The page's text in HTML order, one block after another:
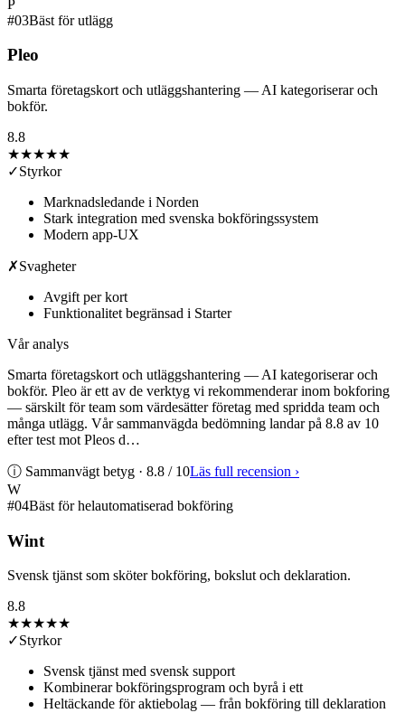
P
#03Bäst för utlägg
Pleo
Smarta företagskort och utläggshantering — AI kategoriserar och
bokför.
8.8
★★★★★
✓Styrkor
Marknadsledande i Norden
Stark integration med svenska bokföringssystem
Modern app-UX
✗Svagheter
Avgift per kort
Funktionalitet begränsad i Starter
Vår analys
Smarta företagskort och utläggshantering — AI kategoriserar och
bokför. Pleo är ett av de verktyg vi rekommenderar inom bokforing
— särskilt för team som värdesätter företag med spridda team och
många utlägg. Vår sammanvägda bedömning landar på 8.8 av 10
efter test mot Pleos d…
ⓘ Sammanvägt betyg · 8.8 / 10Läs full recension ›
W
#04Bäst för helautomatiserad bokföring
Wint
Svensk tjänst som sköter bokföring, bokslut och deklaration.
8.8
★★★★★
✓Styrkor
Svensk tjänst med svensk support
Kombinerar bokföringsprogram och byrå i ett
Heltäckande för aktiebolag — från bokföring till deklaration